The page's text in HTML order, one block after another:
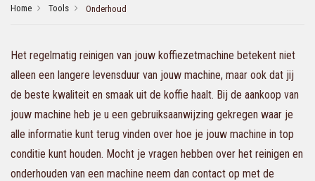
Home Tools Onderhoud
Het regelmatig reinigen van jouw koffiezetmachine betekent niet
alleen een langere levensduur van jouw machine, maar ook dat jij
de beste kwaliteit en smaak uit de koffie haalt. Bij de aankoop van
jouw machine heb je u een gebruiksaanwijzing gekregen waar je
alle informatie kunt terug vinden over hoe je jouw machine in top
conditie kunt houden. Mocht je vragen hebben over het reinigen en
onderhouden van een machine neem dan contact op met de